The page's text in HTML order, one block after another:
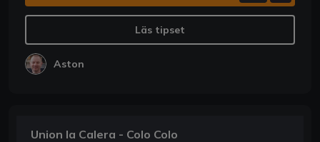
Läs tipset
Aston
Union la Calera - Colo Colo